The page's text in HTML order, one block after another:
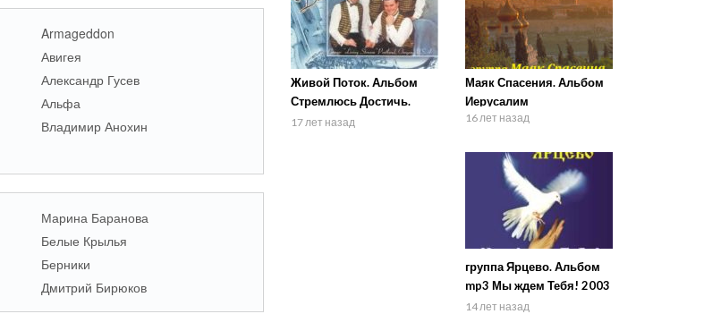
Armageddon
Авигея
Александр Гусев
Альфа
Владимир Анохин
Марина Баранова
Белые Крылья
Берники
Дмитрий Бирюков
Живой Поток. Альбом
Стремлюсь Достичь.
Дискография.
17 лет назад
Маяк Спасения. Альбом
Иерусалим
16 лет назад
группа Ярцево. Альбом
mp3 Мы ждем Тебя! 2003
год
14 лет назад